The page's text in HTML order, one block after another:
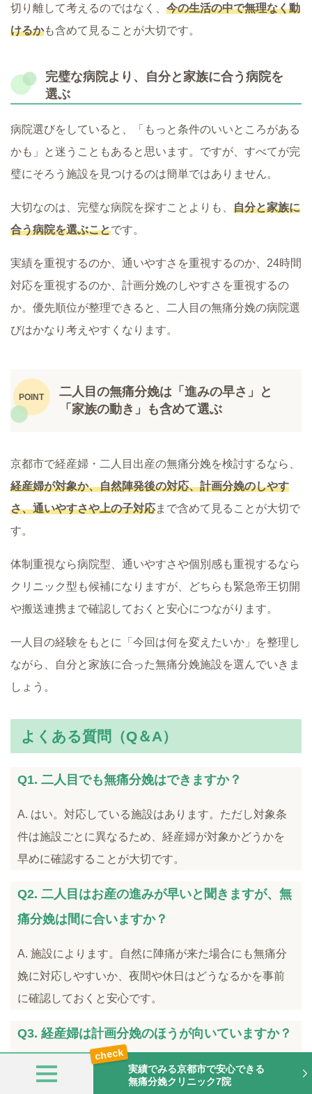
切り離して考えるのではなく、 今の生活の中で無理なく動
けるかも含めて見ることが大切です。
完璧な病院より、自分と家族に合う病院を
選ぶ
病院選びをしていると、「もっと条件のいいところがある
かも」と迷うこともあると思います。ですが、すべてが完
璧にそろう施設を見つけるのは簡単ではありません。
大切なのは、完璧な病院を探すことよりも、 自分と家族に
合う病院を選ぶことです。
実績を重視するのか、通いやすさを重視するのか、24時間
対応を重視するのか、計画分娩のしやすさを重視するの
か。優先順位が整理できると、二人目の無痛分娩の病院選
びはかなり考えやすくなります。
二人目の無痛分娩は「進みの早さ」と
「家族の動き」も含めて選ぶ
京都市で経産婦・二人目出産の無痛分娩を検討するなら、
経産婦が対象か、自然陣発後の対応、計画分娩のしやす
さ、通いやすさや上の子対応まで含めて見ることが大切で
す。
体制重視なら病院型、通いやすさや個別感も重視するなら
クリニック型も候補になりますが、どちらも緊急帝王切開
や搬送連携まで確認しておくと安心につながります。
一人目の経験をもとに「今回は何を変えたいか」を整理し
ながら、自分と家族に合った無痛分娩施設を選んでいきま
しょう。
よくある質問（Q＆A）
Q1. 二人目でも無痛分娩はできますか？
A. はい。対応している施設はあります。ただし対象条
件は施設ごとに異なるため、経産婦が対象かどうかを
早めに確認することが大切です。
Q2. 二人目はお産の進みが早いと聞きますが、無
痛分娩は間に合いますか？
A. 施設によります。自然に陣痛が来た場合にも無痛分
娩に対応しやすいか、夜間や休日はどうなるかを事前
に確認しておくと安心です。
Q3. 経産婦は計画分娩のほうが向いていますか？
A. 一概には言えませんが、上の子の預け先や家族調整
の面で計画分娩を安心と感じる方もいます。自然陣発
実績でみる京都市で安心できる
無痛分娩クリニック7院